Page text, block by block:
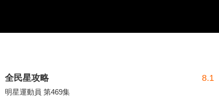
全民星攻略 8.1
明星運動員 第469集